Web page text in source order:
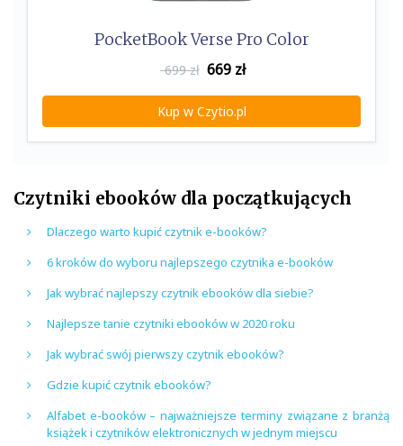
PocketBook Verse Pro Color
699 zł 669 zł
Kup w Czytio.pl
Czytniki ebooków dla początkujących
Dlaczego warto kupić czytnik e-booków?
6 kroków do wyboru najlepszego czytnika e-booków
Jak wybrać najlepszy czytnik ebooków dla siebie?
Najlepsze tanie czytniki ebooków w 2020 roku
Jak wybrać swój pierwszy czytnik ebooków?
Gdzie kupić czytnik ebooków?
Alfabet e-booków – najważniejsze terminy związane z branżą
książek i czytników elektronicznych w jednym miejscu